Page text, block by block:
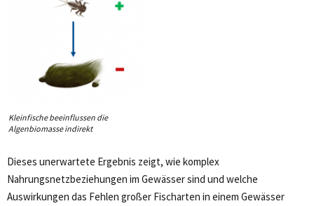
Kleinfische beeinflussen die
Algenbiomasse indirekt
Dieses unerwartete Ergebnis zeigt, wie komplex
Nahrungsnetzbeziehungen im Gewässer sind und welche
Auswirkungen das Fehlen großer Fischarten in einem Gewässer